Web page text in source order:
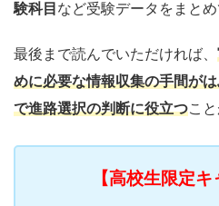
験科目 など受験データをまとめ
最後まで読んでいただければ、
めに必要な情報収集の手間が
で進路選択の判断に役立つこ
【高校生限定キ